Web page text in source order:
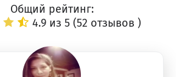
Общий рейтинг:
4.9 из 5 (52 отзывов )